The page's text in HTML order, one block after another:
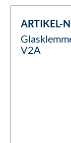
ARTIKEL-
V2A